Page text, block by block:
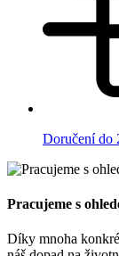
Doručení do
Pracujeme s
Díky mnoha